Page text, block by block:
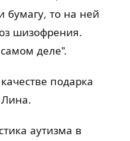
бумагу, то на ней
шизофрения.
деле".
подарка
Лина.
аутизма в